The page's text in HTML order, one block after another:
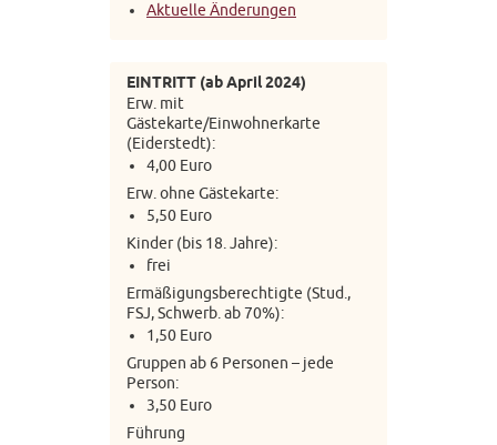
Aktuelle Änderungen
EINTRITT (ab April 2024)
Erw. mit
Gästekarte/Einwohnerkarte
(Eiderstedt):
4,00 Euro
Erw. ohne Gästekarte:
5,50 Euro
Kinder (bis 18. Jahre):
frei
Ermäßigungsberechtigte (Stud.,
FSJ, Schwerb. ab 70%):
1,50 Euro
Gruppen ab 6 Personen – jede
Person:
3,50 Euro
Führung